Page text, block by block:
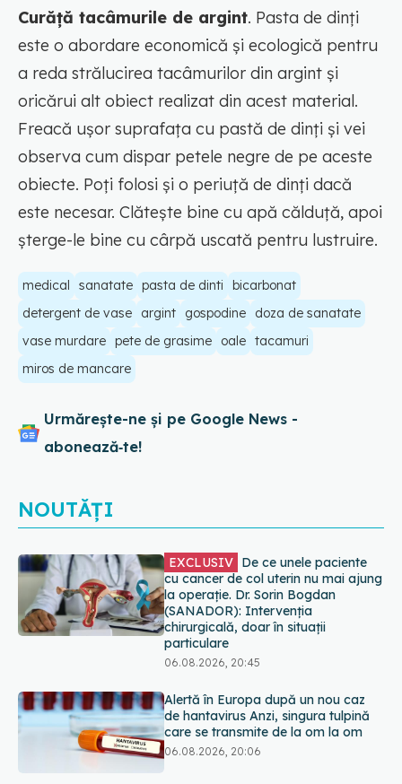
Curăță tacâmurile de argint. Pasta de dinți
este o abordare economică și ecologică pentru
a reda strălucirea tacâmurilor din argint și
oricărui alt obiect realizat din acest material.
Freacă ușor suprafața cu pastă de dinți și vei
observa cum dispar petele negre de pe aceste
obiecte. Poți folosi și o periuță de dinți dacă
este necesar. Clătește bine cu apă călduță, apoi
șterge-le bine cu cârpă uscată pentru lustruire.
medical sanatate pasta de dinti
bicarbonat
detergent de vase
argint gospodine
doza de sanatate
vase murdare pete de grasime oale tacamuri
miros de mancare
Urmărește-ne și pe Google News -
abonează‑te!
NOUTĂȚI
Alertă în Europa după un nou caz
de hantavirus Anzi, singura tulpină
care se transmite de la om la om
06.08.2026, 20:06
Mii de angajați din Sănătate ar
Sindicatele cer schimbarea legii
06.08.2026, 19:26